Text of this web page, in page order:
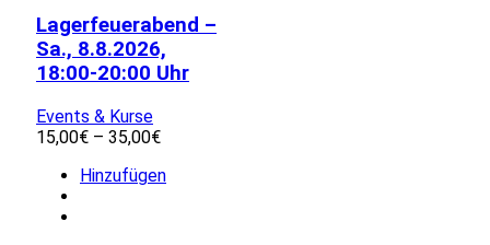
Lagerfeuerabend –
Sa., 8.8.2026,
18:00-20:00 Uhr
Events & Kurse
15,00€ – 35,00€Preisspanne:
bis
HinzufügenDieses